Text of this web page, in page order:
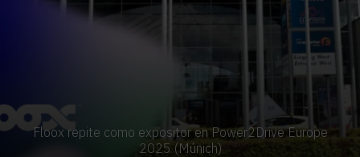
Floox repite como expositor en Power2Drive Europe
2025 (Múnich)